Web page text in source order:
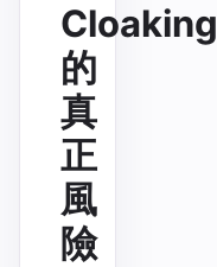
Cloaking
的
真
正
風
險